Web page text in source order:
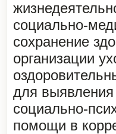
социально-
сохранение
организации
для выявления
социально-
помощи в